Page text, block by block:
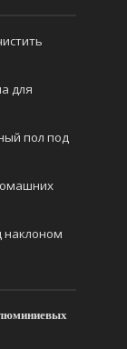
для
пол под
наклоном